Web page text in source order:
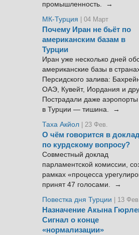
промышленность. →
МК-Турция
| 04 Март
Почему Иран не бьёт по
американским базам в
Турции
Иран уже несколько дней
американские базы в
Персидского залива:
ОАЭ, Кувейт, Иордания и
Пострадали даже
в Турции — тишина. →
Таха Акйол | 23 Фев.
О чём говорится в
по курдскому вопросу?
Совместный доклад
парламентской комиссии,
рамках «процесса
принят 47 голосами. →
Повестка дня Турции
| 13
Назначение Акына
Сигнал о конце
«нормализации»